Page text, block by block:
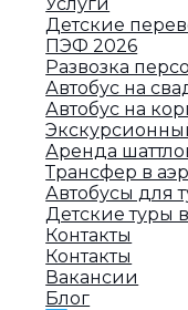
Детские
ПЭФ 2026
Развозка
Автобус на
Автобус на
Аренда
Трансфер в
Автобусы для
Детские туры
Контакты
Контакты
Вакансии
Блог